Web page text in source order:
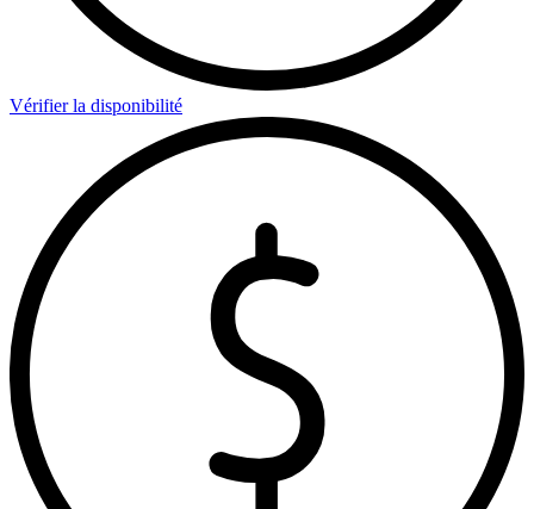
Vérifier la disponibilité